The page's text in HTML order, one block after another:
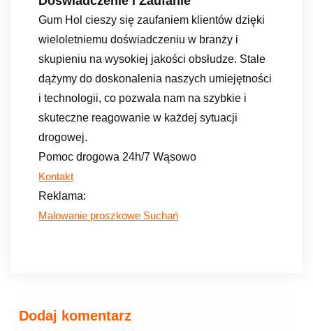
Gum Hol cieszy się zaufaniem klientów dzięki
wieloletniemu doświadczeniu w branży i
skupieniu na wysokiej jakości obsłudze. Stale
dążymy do doskonalenia naszych umiejętności
i technologii, co pozwala nam na szybkie i
skuteczne reagowanie w każdej sytuacji
drogowej.
Pomoc drogowa 24h/7 Wąsowo
Kontakt
Reklama:
Malowanie proszkowe Suchań
Dodaj komentarz